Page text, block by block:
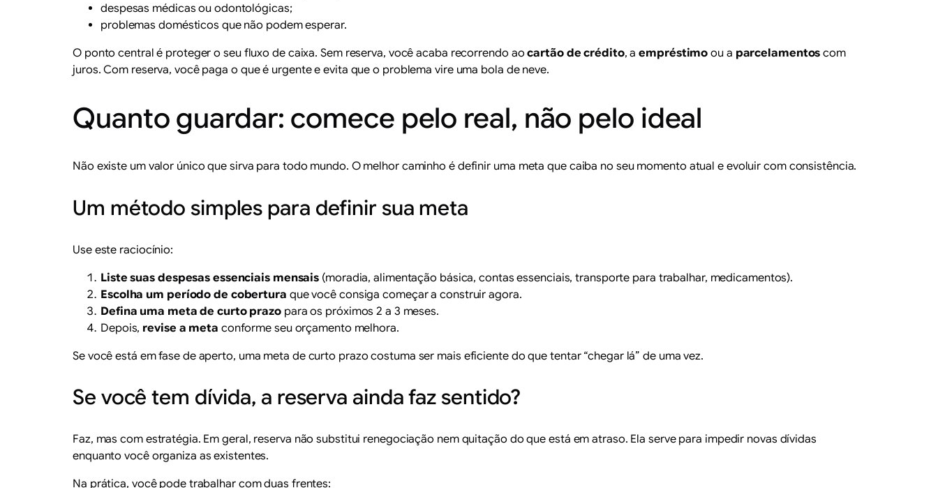
despesas médicas ou odontológicas;
problemas domésticos que não podem esperar.
O ponto central é proteger o seu fluxo de caixa. Sem reserva, você acaba recorrendo aocartão de crédito, aempréstimo ou a parcelamentos com
juros. Com reserva, você paga o que é urgente e evita que o problema vire uma bola de neve.
Quanto guardar: comece pelo real, não pelo ideal
Não existe um valor único que sirva para todo mundo. O melhor caminho é definir uma meta que caiba no seu momento atual e evoluir com consistência.
Um método simples para definir sua meta
Use este raciocínio:
Liste suas despesas essenciais mensais (moradia, alimentação básica, contas essenciais, transporte para trabalhar, medicamentos).
Escolha um período de cobertura que você consiga começar a construir agora.
Defina uma meta de curto prazo para os próximos 2 a 3 meses.
Depois, revise a meta conforme seu orçamento melhora.
Se você está em fase de aperto, uma meta de curto prazo costuma ser mais eficiente do que tentar “chegar lá” de uma vez.
Se você tem dívida, a reserva ainda faz sentido?
Faz, mas com estratégia. Em geral, reserva não substitui renegociação nem quitação do que está em atraso. Ela serve para impedir novas dívidas
enquanto você organiza as existentes.
Na prática, você pode trabalhar com duas frentes: